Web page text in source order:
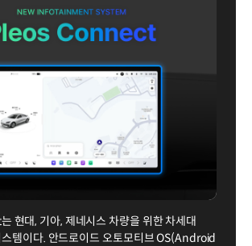
현대, 기아, 제네시스 차량을 위한 차세대
템이다. 안드로이드 오토모티브 OS(Android